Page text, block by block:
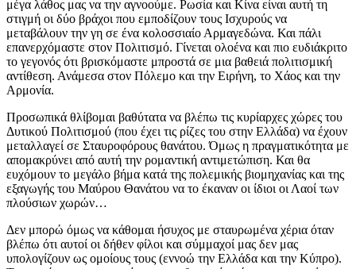
μέγα λάθος μας να την αγνοούμε. Ρωσία και Κίνα είναι αυτή τη
στιγμή οι δύο βράχοι που εμποδίζουν τους Ισχυρούς να
μεταβάλουν την γη σε ένα κολοσσιαίο Αρμαγεδώνα. Και πάλι
επανερχόμαστε στον Πολιτισμό. Γίνεται ολοένα και πιο ευδιάκριτο
το γεγονός ότι βρισκόμαστε μπροστά σε μια βαθειά πολιτισμική
αντίθεση. Ανάμεσα στον Πόλεμο και την Ειρήνη, το Χάος και την
Αρμονία.
Προσωπικά θλίβομαι βαθύτατα να βλέπω τις κυρίαρχες χώρες του
Δυτικού Πολιτισμού (που έχει τις ρίζες του στην Ελλάδα) να έχουν
μεταλλαγεί σε Σταυροφόρους θανάτου. Όμως η πραγματικότητα με
απομακρύνει από αυτή την ρομαντική αντιμετώπιση. Και θα
ευχόμουν το μεγάλο βήμα κατά της πολεμικής βιομηχανίας και της
εξαγωγής του Μαύρου Θανάτου να το έκαναν οι ίδιοι οι Λαοί των
πλούσιων χωρών…
Δεν μπορώ όμως να κάθομαι ήσυχος με σταυρωμένα χέρια όταν
βλέπω ότι αυτοί οι δήθεν φίλοι και σύμμαχοί μας δεν μας
υπολογίζουν ως ομοίους τους (εννοώ την Ελλάδα και την Κύπρο).